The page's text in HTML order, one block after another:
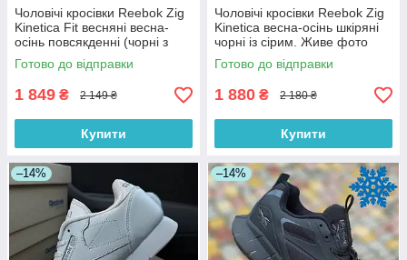
Чоловічі кросівки Reebok Zig
Kinetica Fit весняні весна-
осінь повсякденні (чорні з
білим). Живе фото
Готово до відправки
1 849 ₴ 2 149 ₴
Купити
Чоловічі кросівки Reebok Zig
Kinetica весна-осінь шкіряні
чорні із сірим. Живе фото
Готово до відправки
1 880 ₴ 2 180 ₴
Купити
–14% –14%